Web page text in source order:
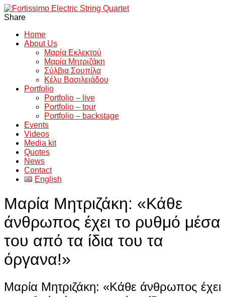
Share
Home
About Us
Μαρία Εκλεκτού
Μαρία Μητριζάκη
Σύλβια Σουπίλα
Κέλυ Βασιλειάδου
Portfolio
Portfolio – live
Portfolio – tour
Portfolio – backstage
Events
Videos
Media kit
Quotes
News
Contact
English
Μαρία Μητριζάκη: «Κάθε
άνθρωπος έχει το ρυθμό μέσα
του από τα ίδια του τα
όργανα!»
Μαρία Μητριζάκη: «Κάθε άνθρωπος έχει